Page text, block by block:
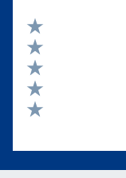
Valuta 5 stelle su 5
Valuta 4 stelle su 5
Valuta 3 stelle su 5
Valuta 2 stelle su 5